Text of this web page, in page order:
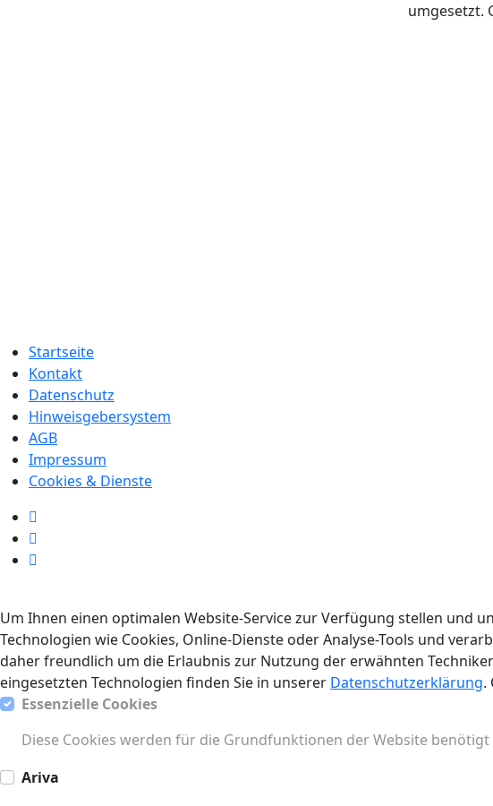
umgesetzt.
Startseite
Kontakt
Datenschutz
Hinweisgebersystem
AGB
Impressum
Cookies & Dienste
Um Ihnen einen optimalen Website-Service zur Verfügung stellen und
Technologien wie Cookies, Online-Dienste oder Analyse-Tools und
daher freundlich um die Erlaubnis zur Nutzung der erwähnten
eingesetzten Technologien finden Sie in unserer Datenschutzerklärung.
Essenzielle Cookies
Diese Cookies werden für die Grundfunktionen der Website benötigt
Ariva